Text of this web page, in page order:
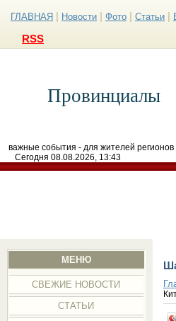
ГЛАВНАЯ Новости Фото Статьи
RSS
Провинциалы
важные события - для жителей регионов
Сегодня 08.08.2026, 13:43
МЕНЮ
СВЕЖИЕ НОВОСТИ
СТАТЬИ